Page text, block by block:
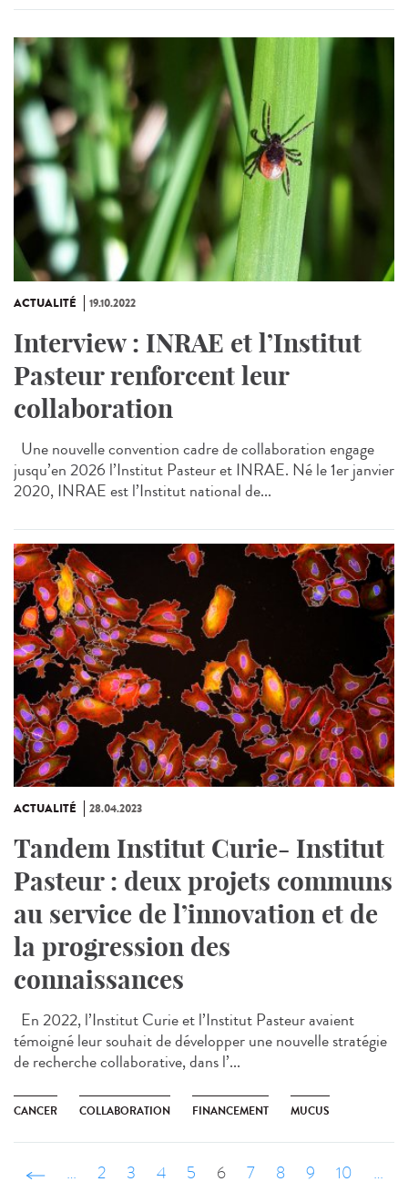
ACTUALITÉ 19.10.2022
Interview : INRAE et l’Institut
Pasteur renforcent leur
collaboration
Une nouvelle convention cadre de collaboration engage
jusqu’en 2026 l’Institut Pasteur et INRAE. Né le 1er janvier
2020, INRAE est l’Institut national de...
ACTUALITÉ 28.04.2023
Tandem Institut Curie- Institut
Pasteur : deux projets communs
au service de l’innovation et de
la progression des
connaissances
En 2022, l’Institut Curie et l’Institut Pasteur avaient
témoigné leur souhait de développer une nouvelle stratégie
de recherche collaborative, dans l’...
CANCER COLLABORATION FINANCEMENT MUCUS
‹ précédent
… 2 3 4 5 6 7 8 9 10
…